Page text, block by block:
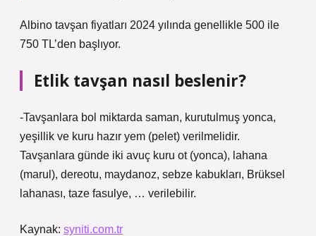
Albino tavşan fiyatları 2024 yılında genellikle 500 ile
750 TL’den başlıyor.
Etlik tavşan nasıl beslenir?
-Tavşanlara bol miktarda saman, kurutulmuş yonca,
yeşillik ve kuru hazır yem (pelet) verilmelidir.
Tavşanlara günde iki avuç kuru ot (yonca), lahana
(marul), dereotu, maydanoz, sebze kabukları, Brüksel
lahanası, taze fasulye, … verilebilir.
Kaynak: syniti.com.tr